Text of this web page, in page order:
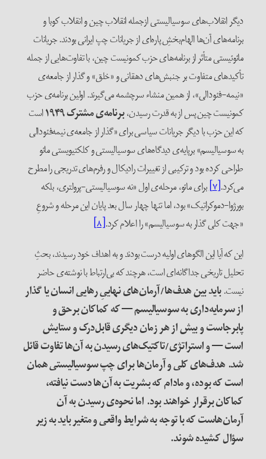
دیگر انقلاب‌های سوسیالیستی ازجمله انقلاب چین و انقلاب کوبا و
برنامه‌های آن‌ها الهام‌بخشِ پاره‌ای از جریانات چپ ایرانی بودند. جریانات
مائوئیستی متأثر از برنامه‌های حزب کمونیست چین، با تفاوت‌هایی از جمله
تأکید‌های متفاوت بر جنبش‌های دهقانی و «خلق» و گذار از جامعه‌ی
«نیمه-فئودالی»، از همین منشاء سرچشمه می‌گیرند. اولین برنامه‌ی حزب
کمونیست چین پس از به قدرت رسیدن،برنامه‌ی مشترک ۱۹۴۹
است
که این حزب با دیگر جریانات سیاسی برای «گذار از جامعه‌ی نیمه‌فئودالی
به سوسیالیسم» برپایه‌ی دیدگاه‌های سوسیالیستی و کلکتیویستی مائو
طراحی کرده بود و ترکیبی از تغییرات رادیکال و رفرم‌های تدریجی را مطرح
می‌کرد.[۷] برای مائو، مرحله‌ی اول «نه سوسیالیستی-پرولتری، بلکه
بورژوا-دموکراتیک» بود، اما تنها چهار سال بعد پایان این مرحله و شروعِ
«جهت کلی گذار به سوسیالیسم» را اعلام کرد.[۸]
این که آیا این الگوهای اولیه درست بودند و به اهداف خود رسیدند، بحثِ
تحلیل تاریخی جداگانه‌ای است، هر‌چند که بی‌ارتباط با نوشته‌ی حاضر
نیست.باید بین هدف‌ها/آرمان‌های نهاییِ رهایی انسان یا گذار
از سرمایه‌داری به سوسیالیسم — که کماکان برحق و
پابرجاست و بیش از هر زمان دیگری قابل‌درک و ستایش
است — و استراتژی/تاکتیک‌های رسیدن به آن‌ها تفاوت قائل
شد. هدف‌های کلی و آرمان‌ها برای چپ سوسیالیستی همان
است که بوده، و مادام که بشریت به آن‌ها دست نیافته،
کماکان برقرار خواهند بود. اما نحوه‌ی رسیدن به آن
آرمان‌هاست که با توجه به شرایط واقعی و متغیر باید به زیر
سؤال کشیده شوند.